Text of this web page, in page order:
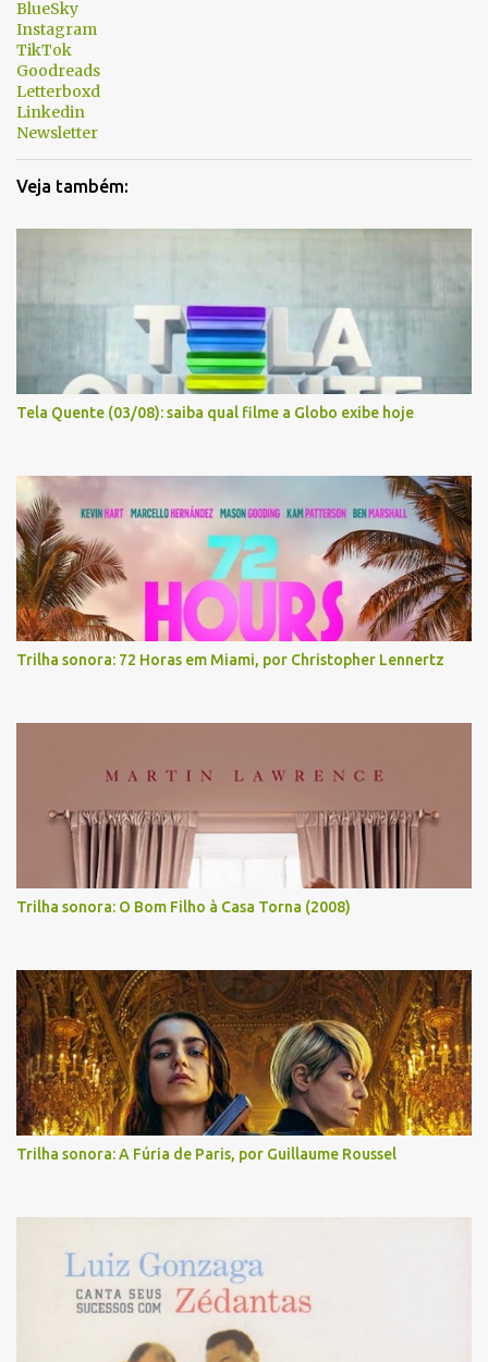
r
i
o
s
BlueSky
Instagram
TikTok
Goodreads
Letterboxd
Linkedin
Newsletter
Veja também:
Tela Quente (03/08): saiba qual filme a Globo exibe hoje
Trilha sonora: 72 Horas em Miami, por Christopher Lennertz
Trilha sonora: O Bom Filho à Casa Torna (2008)
Trilha sonora: A Fúria de Paris, por Guillaume Roussel